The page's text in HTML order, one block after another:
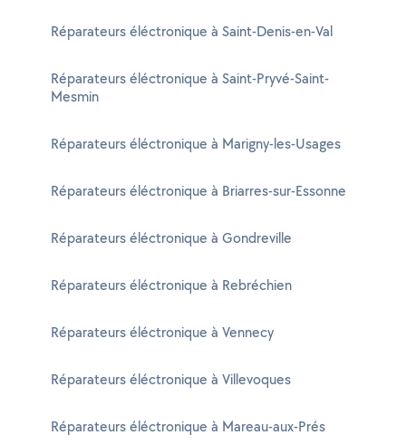
Réparateurs éléctronique à Saint-Denis-en-Val
Réparateurs éléctronique à Saint-Pryvé-Saint-
Mesmin
Réparateurs éléctronique à Marigny-les-Usages
Réparateurs éléctronique à Briarres-sur-Essonne
Réparateurs éléctronique à Gondreville
Réparateurs éléctronique à Rebréchien
Réparateurs éléctronique à Vennecy
Réparateurs éléctronique à Villevoques
Réparateurs éléctronique à Mareau-aux-Prés